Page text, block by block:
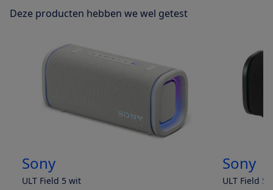
Deze producten hebben we wel getest
Sony
ULT Field 5 wit
Sony
ULT Field 5